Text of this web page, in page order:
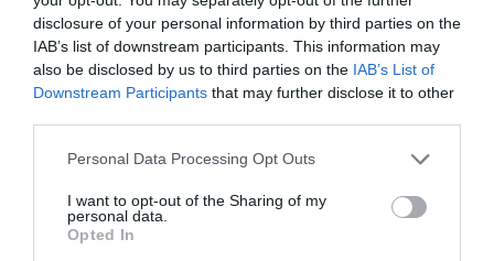
disclosure of your personal information by third parties on the
IAB’s list of downstream participants. This information may
also be disclosed by us to third parties on the IAB’s List of
Downstream Participants that may further disclose it to other
Personal Data Processing Opt Outs
I want to opt-out of the Sharing of my
personal data.
Opted In
Enormes minucias
por Eulogio López